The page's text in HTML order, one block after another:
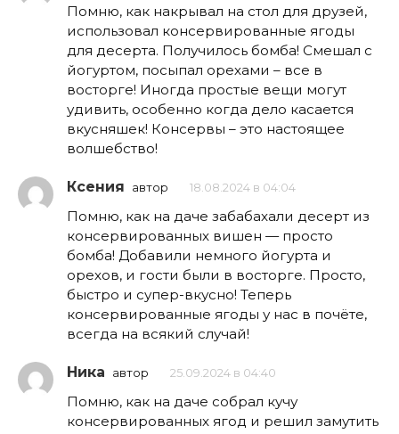
Помню, как накрывал на стол для друзей,
использовал консервированные ягоды
для десерта. Получилось бомба! Смешал с
йогуртом, посыпал орехами – все в
восторге! Иногда простые вещи могут
удивить, особенно когда дело касается
вкусняшек! Консервы – это настоящее
волшебство!
Ксения автор 18.08.2024 в 04:04
Помню, как на даче забабахали десерт из
консервированных вишен — просто
бомба! Добавили немного йогурта и
орехов, и гости были в восторге. Просто,
быстро и супер-вкусно! Теперь
консервированные ягоды у нас в почёте,
всегда на всякий случай!
Ника автор 25.09.2024 в 04:40
Помню, как на даче собрал кучу
консервированных ягод и решил замутить